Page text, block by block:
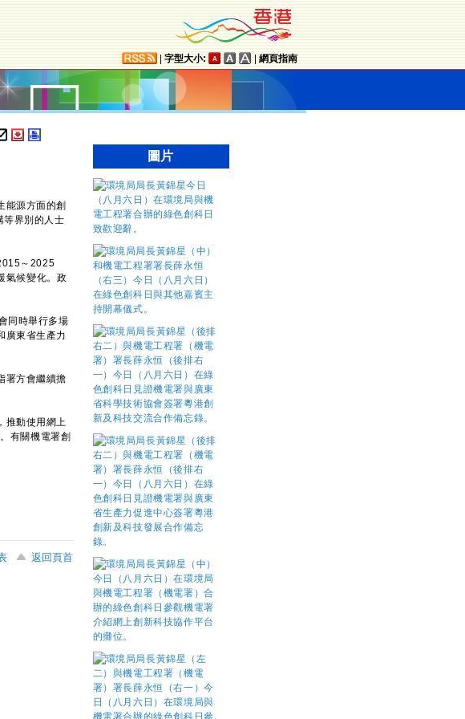
字型大小: 網頁指南
源方面的創
等界別的人士
～2025
氣候變化。政
同時舉行多場
廣東省生產力
署方會繼續擔
推動使用網上
有關機電署創
返回頁首
圖片